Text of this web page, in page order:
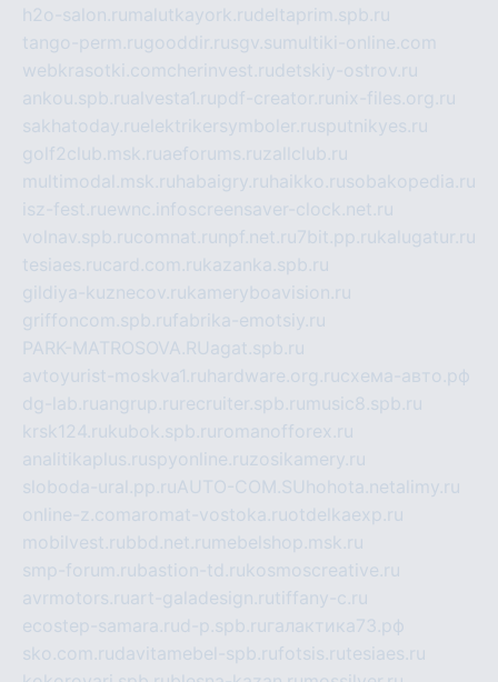
h2o-salon.ru malutkayork.rudeltaprim.spb.ru
tango-perm.rugooddir.rusgv.su multiki-online.com
webkrasotki.comcherinvest.rudetskiy-ostrov.ru
ankou.spb.rualvesta1.rupdf-creator.ru nix-files.org.ru
sakhatoday.ruelektrikersymboler.rusputnikyes.ru
golf2club.msk.ruaeforums.ruzallclub.ru
multimodal.msk.ru habaigry.ru haikko.rusobakopedia.ru
isz-fest.ruewnc.infoscreensaver-clock.net.ru
volnav.spb.rucomnat.ru npf.net.ru7bit.pp.rukalugatur.ru
tesiaes.rucard.com.rukazanka.spb.ru
gildiya-kuznecov.rukameryboavision.ru
griffoncom.spb.rufabrika-emotsiy.ru
PARK-MATROSOVA.RUagat.spb.ru
avtoyurist-moskva1.ru hardware.org.ruсхема-авто.рф
dg-lab.ruangrup.ru recruiter.spb.ru music8.spb.ru
krsk124.rukubok.spb.ru romanofforex.ru
analitikaplus.ruspyonline.ruzosikamery.ru
sloboda-ural.pp.ruAUTO-COM.SU hohota.netalimy.ru
online-z.comaromat-vostoka.ruotdelkaexp.ru
mobilvest.rubbd.net.ru mebelshop.msk.ru
smp-forum.rubastion-td.rukosmoscreative.ru
avrmotors.ruart-galadesign.rutiffany-c.ru
ecostep-samara.rud-p.spb.ru галактика73.рф
sko.com.rudavitamebel-spb.rufotsis.rutesiaes.ru